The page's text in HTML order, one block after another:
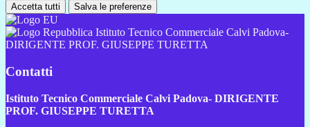
Accetta tutti Salva le preferenze
Istituto Tecnico Commerciale Calvi Padova-
DIRIGENTE PROF. GIUSEPPE TURETTA
Contatti
Istituto Tecnico Commerciale Calvi Padova- DIRIGENTE
PROF. GIUSEPPE TURETTA